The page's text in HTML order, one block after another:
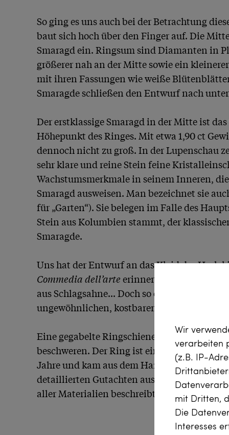
So ging es uns auch bei der Betrachtung
baut sich hoch über den Finger auf. Die
Smaragd ein. Ringsum sind Diamanten in
größerer nah an der Mitte sowie ein
mit ihren Fassungen wie weiße
Smaragde schließen den Entwurf nach
Der erstklassige Smaragd in der Mitte ist
Höhepunkt des Ringes. Mit etwa 1,90 ct
dennoch nicht zu groß. In der Lupenschau
sehr klare und reine Stein feine
Wachstumsmerkmale in seinem Inneren,
Smaragd ausweisen. Man bezeichnet sie
für „Garten“). Sie belegen im Falle des
Stein aus Kolumbien stammt, der
Smaragde.
Commedia dell’arte erinnert. Oder an grüne
aus Schlagsahne... Doch so oder so: Es macht
ungewöhnlichen, kostbaren Ring anzusehen.
Eine gegabelte Ringschiene hält den
beschweren. Der Ring ist ein
Jahre und kam aus dem Hannoverschen zu
detaillierten Gutachten aus Idar-Oberstein
aller Materialien beschreibt und bestätigt.
Wir
verarbeiten
(z.B. IP-
mit Dritten,
Die
Interesses